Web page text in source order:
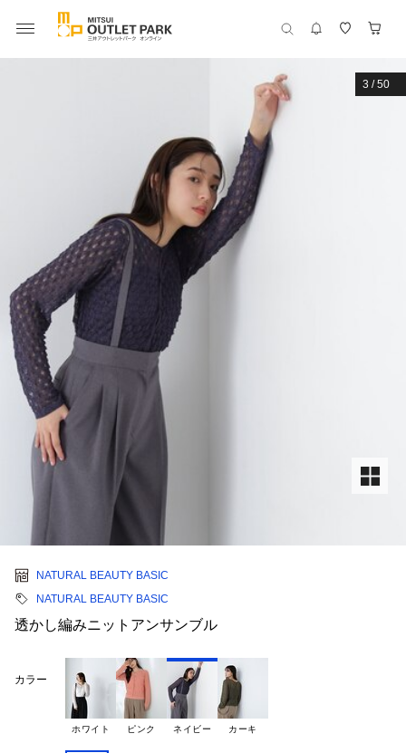
3 /50
NATURAL BEAUTY BASIC
NATURAL BEAUTY BASIC
透かし編みニットアンサンブル
カラー
ホワイト ピンク ネイビー カーキ